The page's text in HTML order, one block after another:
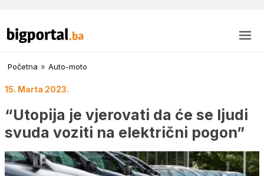
Početna » Auto-moto
15. Marta 2023.
“Utopija je vjerovati da će se ljudi
svuda voziti na električni pogon”